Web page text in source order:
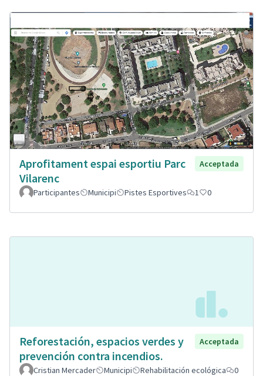
Aprofitament espai esportiu Parc
Vilarenc
Acceptada
Participantes Municipi Pistes Esportives 1 0
Reforestación, espacios verdes y
prevención contra incendios.
Acceptada
Cristian Mercader Municipi Rehabilitación ecológica
0